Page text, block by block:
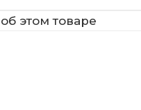
этом товаре